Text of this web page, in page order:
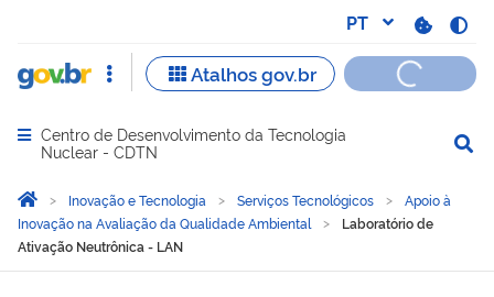
Abrir menu principal de navegação
Centro de Desenvolvimento da Tecnologia
Nuclear - CDTN
Você está aqui:
Página Inicial
Inovação e Tecnologia Serviços Tecnológicos
Apoio à
Inovação na Avaliação da Qualidade Ambiental
Laboratório de
Ativação Neutrônica - LAN